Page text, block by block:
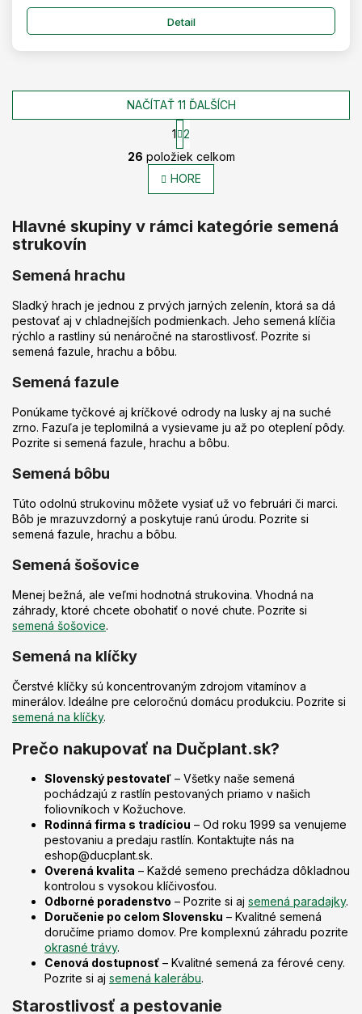
Detail
O
v
l
á
a
r
v
k
i
s
u
NAČÍTAŤ 11 ĎALŠÍCH
S
t
r
o
1 2
26 položiek celkom
HORE
Hlavné skupiny v rámci kategórie semená
strukovín
Semená hrachu
Sladký hrach je jednou z prvých jarných zelenín, ktorá sa dá
pestovať aj v chladnejších podmienkach. Jeho semená klíčia
rýchlo a rastliny sú nenáročné na starostlivosť. Pozrite si
semená fazule, hrachu a bôbu.
Semená fazule
Ponúkame tyčkové aj kríčkové odrody na lusky aj na suché
zrno. Fazuľa je teplomilná a vysievame ju až po oteplení pôdy.
Pozrite si semená fazule, hrachu a bôbu.
Semená bôbu
Túto odolnú strukovinu môžete vysiať už vo februári či marci.
Bôb je mrazuvzdorný a poskytuje ranú úrodu. Pozrite si
semená fazule, hrachu a bôbu.
Semená šošovice
Menej bežná, ale veľmi hodnotná strukovina. Vhodná na
záhrady, ktoré chcete obohatiť o nové chute. Pozrite si
semená šošovice.
Semená na klíčky
Čerstvé klíčky sú koncentrovaným zdrojom vitamínov a
minerálov. Ideálne pre celoročnú domácu produkciu. Pozrite si
semená na klíčky.
Prečo nakupovať na Dučplant.sk?
Slovenský pestovateľ – Všetky naše semená
pochádzajú z rastlín pestovaných priamo v našich
foliovníkoch v Kožuchove.
Rodinná firma s tradíciou – Od roku 1999 sa venujeme
pestovaniu a predaju rastlín. Kontaktujte nás na
eshop@ducplant.sk.
Overená kvalita – Každé semeno prechádza dôkladnou
kontrolou s vysokou klíčivosťou.
Odborné poradenstvo – Pozrite si aj semená paradajky.
Doručenie po celom Slovensku – Kvalitné semená
doručíme priamo domov. Pre komplexnú záhradu pozrite
okrasné trávy.
Cenová dostupnosť – Kvalitné semená za férové ceny.
Pozrite si aj semená kalerábu.
Starostlivosť a pestovanie